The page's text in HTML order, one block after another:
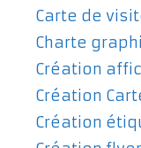
Carte de
Charte
Création
Création
Création